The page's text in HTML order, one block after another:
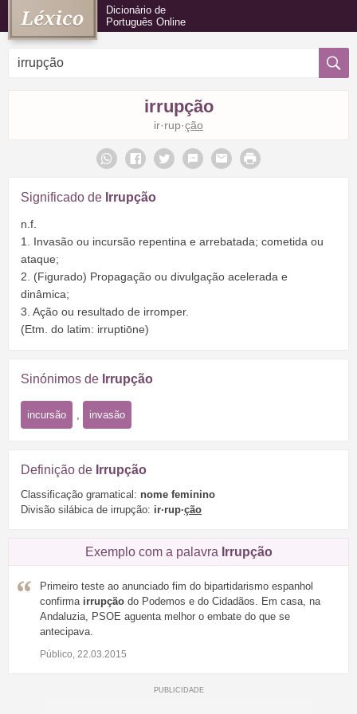
Dicionário de
Português Online
irrupção
ir·rup·ção
Significado de Irrupção
n.f.
1. Invasão ou incursão repentina e arrebatada; cometida ou
ataque;
2. (Figurado) Propagação ou divulgação acelerada e
dinâmica;
3. Ação ou resultado de irromper.
(Etm. do latim: irruptiōne)
Sinónimos de Irrupção
incursão invasão
Definição de Irrupção
Classificação gramatical: nome feminino
Divisão silábica de irrupção: ir·rup·ção
Exemplo com a palavra Irrupção
Primeiro teste ao anunciado fim do bipartidarismo espanhol
confirma irrupção do Podemos e do Cidadãos. Em casa, na
Andaluzia, PSOE aguenta melhor o embate do que se
antecipava.
Público, 22.03.2015